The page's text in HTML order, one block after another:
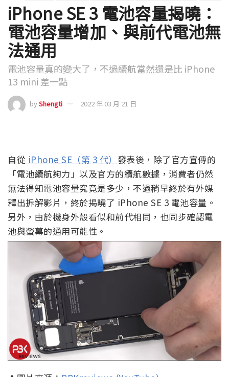
iPhone SE 3 電池容量揭曉：
電池容量增加、與前代電池無
法通用
電池容量真的變大了，不過續航當然還是比 iPhone
13 mini 差一點
byShengti 2022 年 03 月 21 日
自從 iPhone SE（第 3 代） 發表後，除了官方宣傳的
「電池續航夠力」以及官方的續航數據，消費者仍然
無法得知電池容量究竟是多少，不過稍早終於有外媒
釋出拆解影片，終於揭曉了 iPhone SE 3 電池容量。
另外，由於機身外殼看似和前代相同，也同步確認電
池與螢幕的通用可能性。